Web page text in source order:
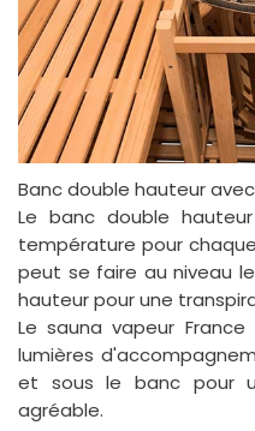
Banc double hauteur
Le banc double
température pour
peut se faire au niveau
hauteur pour une
Le sauna vapeur
lumières
et sous le banc pour
agréable.